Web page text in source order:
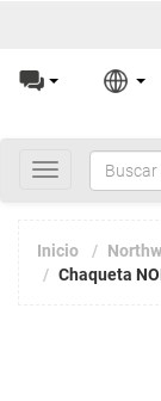
Toggle
navigation
Inicio
Chaqueta